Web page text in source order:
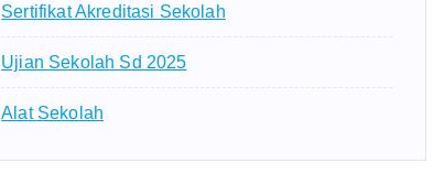
Sertifikat Akreditasi Sekolah
Ujian Sekolah Sd 2025
Alat Sekolah